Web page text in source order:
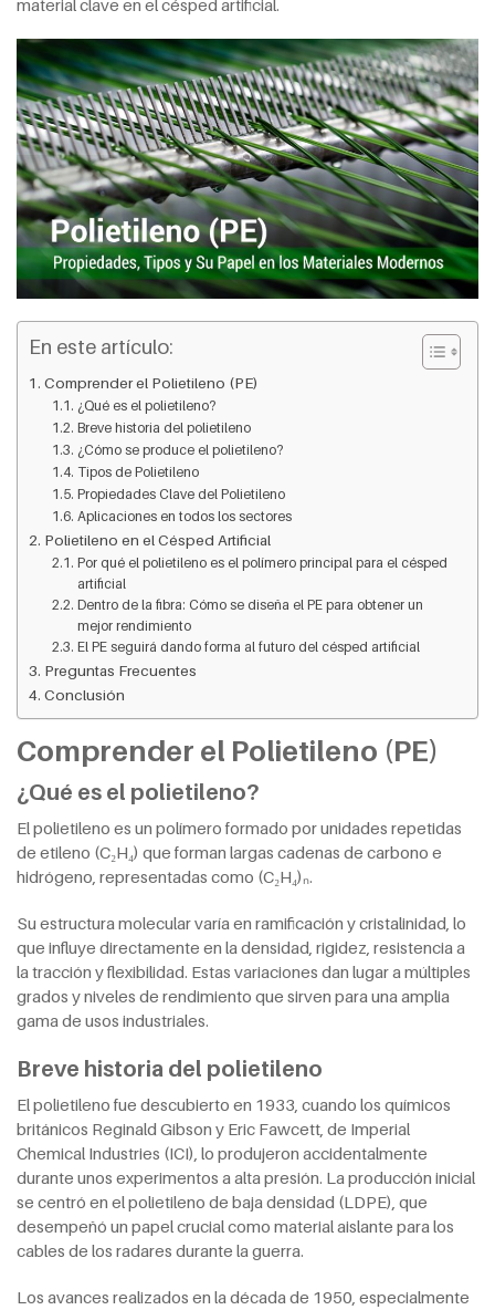
material clave en el césped artificial.
En este artículo:
Comprender el Polietileno (PE)
¿Qué es el polietileno?
Breve historia del polietileno
¿Cómo se produce el polietileno?
Tipos de Polietileno
Propiedades Clave del Polietileno
Aplicaciones en todos los sectores
Polietileno en el Césped Artificial
Por qué el polietileno es el polímero principal para el césped
artificial
Dentro de la fibra: Cómo se diseña el PE para obtener un
mejor rendimiento
El PE seguirá dando forma al futuro del césped artificial
Preguntas Frecuentes
Conclusión
Comprender el Polietileno (PE)
¿Qué es el polietileno?
El polietileno es un polímero formado por unidades repetidas
de etileno (C₂H₄) que forman largas cadenas de carbono e
hidrógeno, representadas como (C₂H₄)ₙ.
Su estructura molecular varía en ramificación y cristalinidad, lo
que influye directamente en la densidad, rigidez, resistencia a
la tracción y flexibilidad. Estas variaciones dan lugar a múltiples
grados y niveles de rendimiento que sirven para una amplia
gama de usos industriales.
Breve historia del polietileno
El polietileno fue descubierto en 1933, cuando los químicos
británicos Reginald Gibson y Eric Fawcett, de Imperial
Chemical Industries (ICI), lo produjeron accidentalmente
durante unos experimentos a alta presión. La producción inicial
se centró en el polietileno de baja densidad (LDPE), que
desempeñó un papel crucial como material aislante para los
cables de los radares durante la guerra.
Los avances realizados en la década de 1950, especialmente